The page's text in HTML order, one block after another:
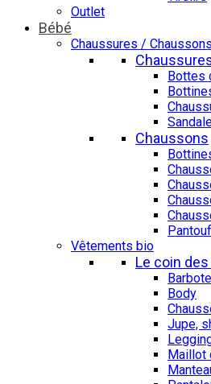
Outlet
Bébé
Chaussures / Chaussons
Bottes
Chaussons
Vêtements bio
Le coin
Body
Jupe,
Maillot